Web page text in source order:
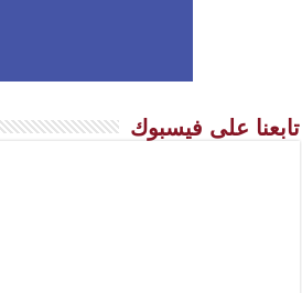
تابعنا على فيسبوك